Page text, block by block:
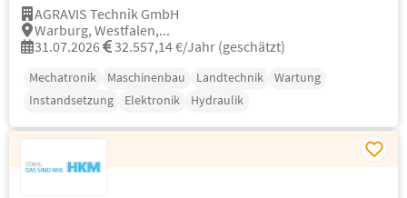
AGRAVIS Technik GmbH
Warburg, Westfalen,...
31.07.2026
32.557,14 €/Jahr (geschätzt)
Mechatronik Maschinenbau Landtechnik
Wartung
Instandsetzung
Elektronik Hydraulik